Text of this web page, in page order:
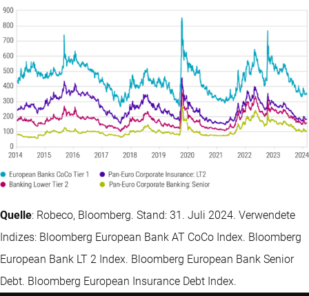
Quelle: Robeco, Bloomberg. Stand: 31. Juli 2024. Verwendete
Indizes: Bloomberg European Bank AT CoCo Index. Bloomberg
European Bank LT 2 Index. Bloomberg European Bank Senior
Debt. Bloomberg European Insurance Debt Index.